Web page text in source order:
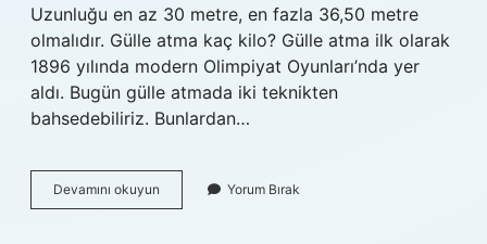
Uzunluğu en az 30 metre, en fazla 36,50 metre
olmalıdır. Gülle atma kaç kilo? Gülle atma ilk olarak
1896 yılında modern Olimpiyat Oyunları’nda yer
aldı. Bugün gülle atmada iki teknikten
bahsedebiliriz. Bunlardan…
Devamını okuyun
Atma
Yorum Bırak